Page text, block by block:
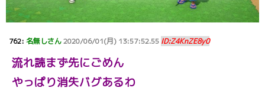
762: 名無しさん2020/06/01(月) 13:57:52.55 ID:Z4KnZE8y0
流れ読まず先にごめん
やっぱり消失バグあるわ